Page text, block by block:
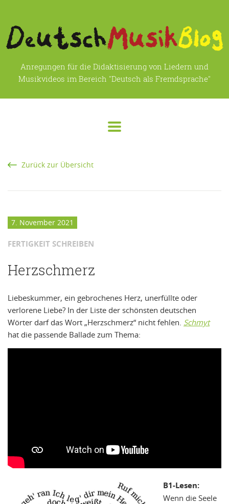
Anregungen für die Didaktisierung von Liedern und
Musikvideos im Bereich "Deutsch als Fremdsprache"
Zurück zur Übersicht
7. November 2021
FERTIGKEIT SCHREIBEN
Herzschmerz
Liebeskummer, ein gebrochenes Herz, unerfüllte oder
verlorene Liebe? In der Liste der schönsten deutschen
Wörter darf das Wort „Herzschmerz“ nicht fehlen. Schmyt
hat die passende Ballade zum Thema:
B1-Lesen:
Wenn die Seele